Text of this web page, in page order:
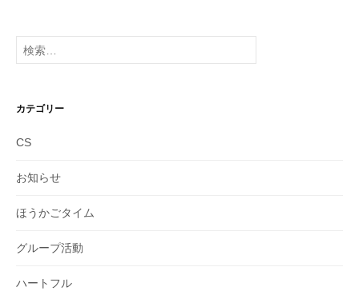
イ
ブ
検
索:
カテゴリー
CS
お知らせ
ほうかごタイム
グループ活動
ハートフル